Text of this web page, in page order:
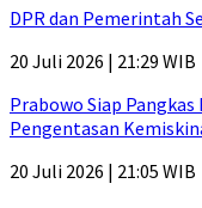
DPR dan Pemerintah
20 Juli 2026 | 21:29 WIB
Prabowo Siap
Pengentasan
20 Juli 2026 | 21:05 WIB